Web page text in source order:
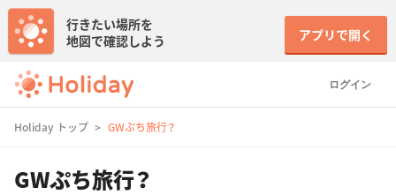
ログイン
行きたい場所を
地図で確認しよう
アプリで開く
Holiday トップ GWぷち旅行？
GWぷち旅行？